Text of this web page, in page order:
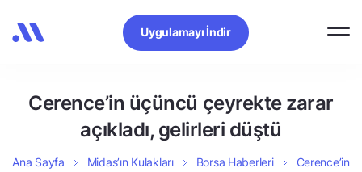
Uygulamayı İndir
Cerence’in üçüncü çeyrekte zarar
açıkladı, gelirleri düştü
Ana Sayfa Midas’ın Kulakları Borsa Haberleri
Cerence’in